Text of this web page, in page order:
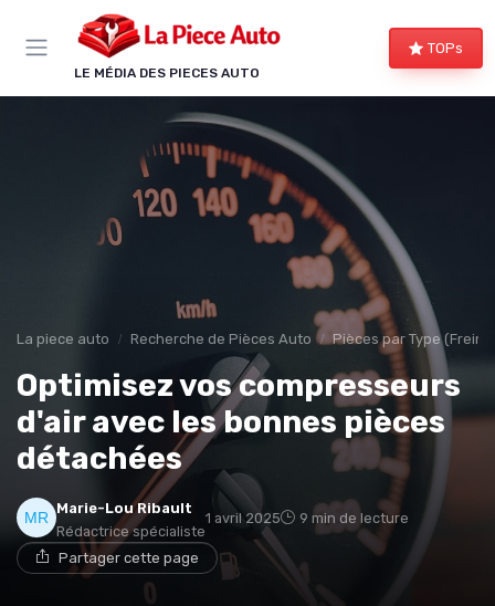
LE MÉDIA DES PIECES AUTO
TOPs
La piece auto Recherche de Pièces Auto Pièces par Type
Optimisez vos compresseurs
d'air avec les bonnes pièces
détachées
Marie-Lou Ribault
Rédactrice spécialiste
1 avril 2025 9 min de lecture
Partager cette page
Panneau de gestion des cookies